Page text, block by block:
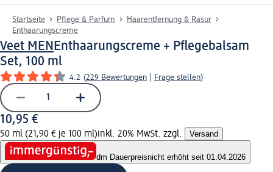
Startseite Pflege & Parfum
Haarentfernung & Rasur
Enthaarungscreme
Veet MENEnthaarungscreme + Pflegebalsam
Set, 100 ml
4.2 (229 Bewertungen Frage stellen)
10,95 €
50 ml (21,90 € je 100 ml)inkl. 20% MwSt. zzgl. Versand
dm Dauerpreisnicht erhöht seit 01.04.2026